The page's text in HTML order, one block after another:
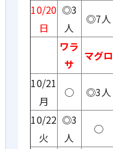
10/20
日
◎3
人
◎7人
ワラ
サ
マグロ
10/21
月
○ ◎3人
10/22
火
◎3
人
○